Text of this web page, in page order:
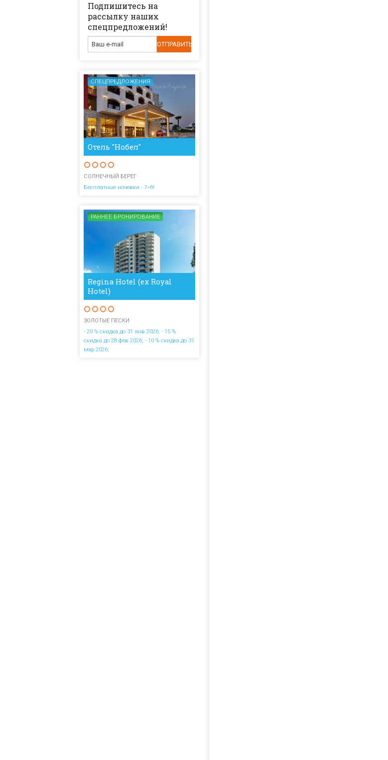
Подпишитесь на
рассылку наших
спецпредложений!
СПЕЦПРЕДЛОЖЕНИЯ
Отель "Нобел"
СОЛНЕЧНЫЙ БЕРЕГ
Бесплатные ночевки - 7=6!
РАННЕЕ БРОНИРОВАНИЕ
Regina Hotel (ex Royal
Hotel)
ЗОЛОТЫЕ ПЕСКИ
- 20 % скидка до 31 янв 2026; - 15 %
скидка до 28 фев 2026; - 10 % скидка до 31
мар 2026;